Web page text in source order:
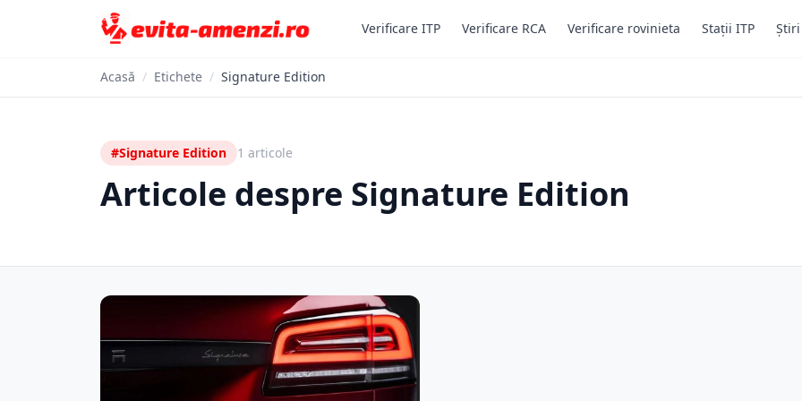
Verificare ITP Verificare RCA Verificare rovinieta Stații ITP
Acasă / Etichete / Signature Edition
#Signature Edition 1 articole
Articole despre Signature Edition